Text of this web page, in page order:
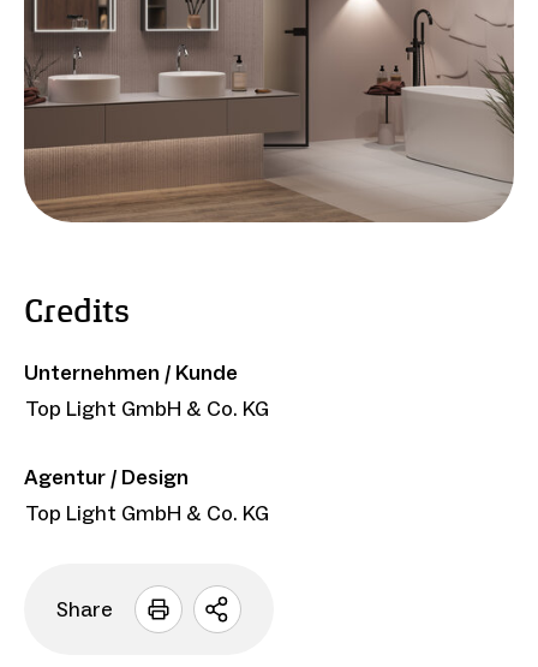
Credits
Unternehmen / Kunde
Top Light GmbH & Co. KG
Agentur / Design
Top Light GmbH & Co. KG
Share
Sharing